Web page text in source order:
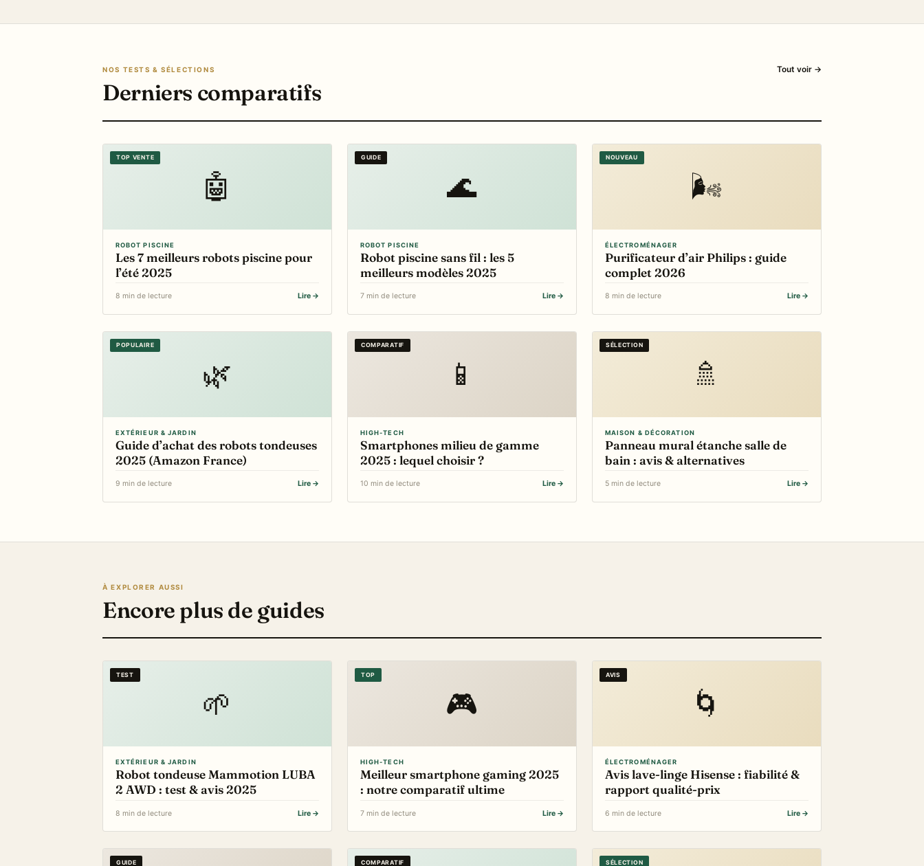
NOS TESTS & SÉLECTIONS
Derniers comparatifs
Tout voir →
🤖
TOP VENTE
ROBOT PISCINE
Les 7 meilleurs robots piscine pour
l’été 2025
8 min de lecture Lire →
🌊
GUIDE
ROBOT PISCINE
Robot piscine sans fil : les 5
meilleurs modèles 2025
7 min de lecture Lire →
🌬️
NOUVEAU
ÉLECTROMÉNAGER
Purificateur d’air Philips : guide
complet 2026
8 min de lecture Lire →
🌿
POPULAIRE
EXTÉRIEUR & JARDIN
Guide d’achat des robots tondeuses
2025 (Amazon France)
9 min de lecture Lire →
📱
COMPARATIF
HIGH-TECH
Smartphones milieu de gamme
2025 : lequel choisir ?
10 min de lecture Lire →
🚿
SÉLECTION
MAISON & DÉCORATION
Panneau mural étanche salle de
bain : avis & alternatives
5 min de lecture Lire →
À EXPLORER AUSSI
Encore plus de guides
🌱
TEST
EXTÉRIEUR & JARDIN
Robot tondeuse Mammotion LUBA
2 AWD : test & avis 2025
8 min de lecture Lire →
🎮
TOP
HIGH-TECH
Meilleur smartphone gaming 2025
: notre comparatif ultime
7 min de lecture Lire →
🌀
AVIS
ÉLECTROMÉNAGER
Avis lave-linge Hisense : fiabilité &
rapport qualité-prix
6 min de lecture Lire →
GUIDE COMPARATIF SÉLECTION